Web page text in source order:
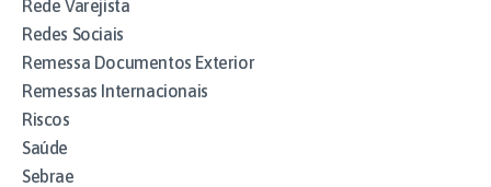
Rede Varejista
Redes Sociais
Remessa Documentos Exterior
Remessas Internacionais
Riscos
Saúde
Sebrae